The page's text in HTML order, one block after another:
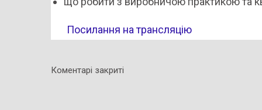
Посилання на трансляцію
Коментарі закриті